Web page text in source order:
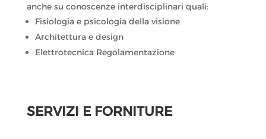
anche su conoscenze interdisciplinari quali:
Fisiologia e psicologia della visione
Architettura e design
Elettrotecnica Regolamentazione
SERVIZI E FORNITURE